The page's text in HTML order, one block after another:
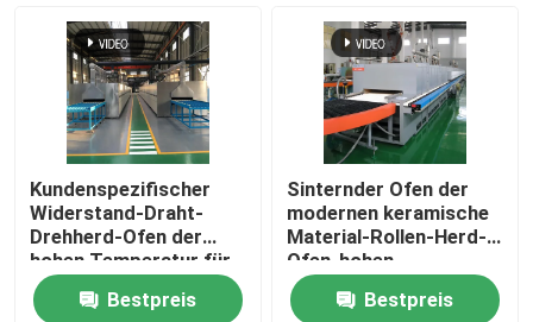
Kundenspezifischer
Widerstand-Draht-
Drehherd-Ofen der
hohen Temperatur für
die sinternden Lithium-
Batterie-Materialien
Bestpreis
Sinternder Ofen der
modernen keramische
Material-Rollen-Herd-
Ofen-hohen
Temperatur
Bestpreis